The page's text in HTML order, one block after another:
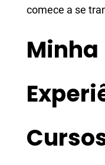
comece a se
Minha